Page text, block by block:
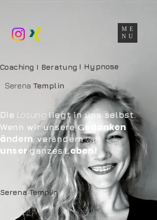
Serena Templin
Coaching I Beratung
ME
NU
I Hypnose
Die Lösung liegt in uns selbst.
Wenn wir unsereGedanken
ändern, verändernwir
unserganzesLeben!
Serena Templin